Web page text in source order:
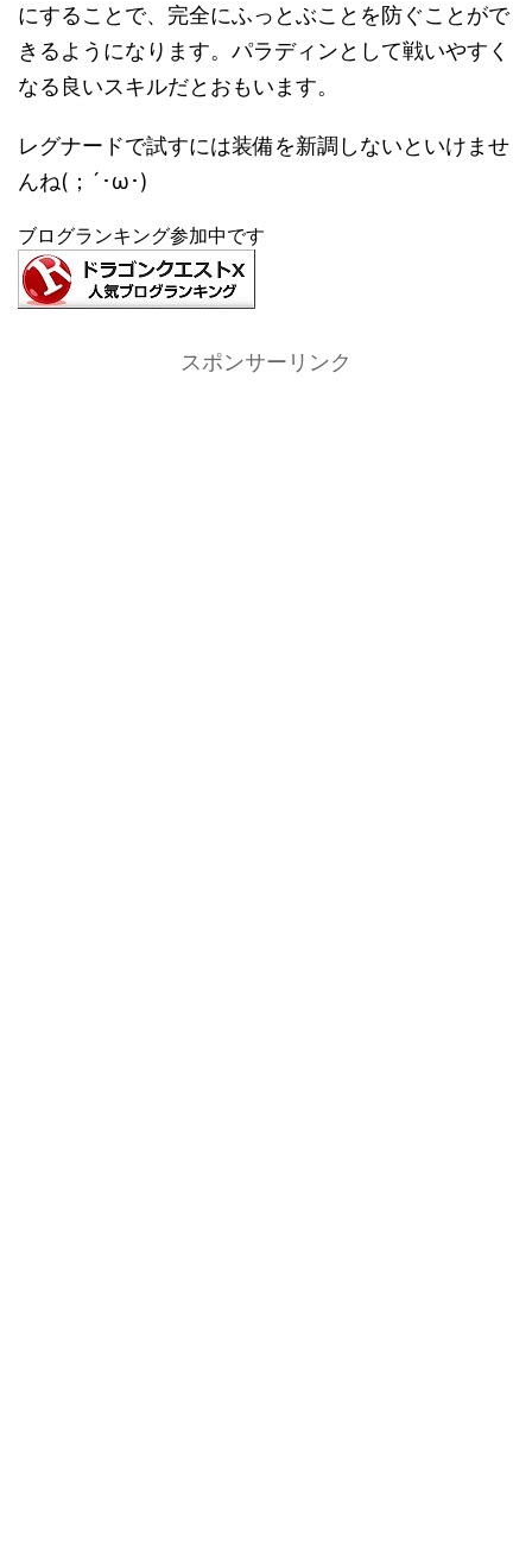
にすることで、完全にふっとぶことを防ぐことがで
きるようになります。パラディンとして戦いやすく
なる良いスキルだとおもいます。
レグナードで試すには装備を新調しないといけませ
んね(；´･ω･)
ブログランキング参加中です
スポンサーリンク